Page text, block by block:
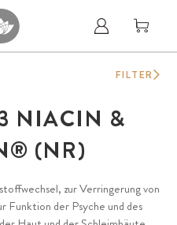
NIACIN &
(NR)
zur Verringerung von
Funktion der Psyche und des
FILTER